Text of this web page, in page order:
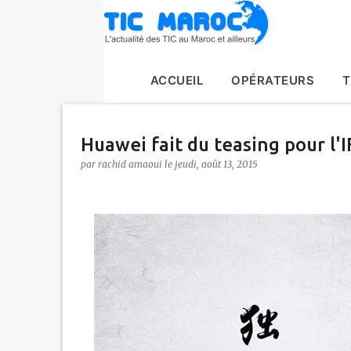
ACCUEIL OPÉRATEURS
Huawei fait du teasing pour
par rachid amaoui le jeudi, août 13, 2015